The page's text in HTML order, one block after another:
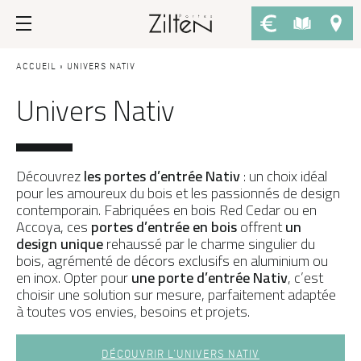
Nos portes d’entrée
PAR TYPE
Porte d’entrée
Porte de service
Porte grand trafic
Porte d'entrée sur-mesure
PAR STYLE
Portes d'entrée modernes
Portes d’entrée traditionnelles
Conseils
LE CHOIX
Savoir-faire
Design
Inspirations
LES ATOUTS
Performances
Usage
Fiscalité
ACCUEIL » UNIVERS NATIV
Univers Nativ
Découvrezles portes d’entrée Nativ: un choix idéal
pour les amoureux du bois et les passionnés de design
contemporain. Fabriquées en bois Red Cedar ou en
Accoya, cesportes d’entrée en boisoffrentun
design uniquerehaussé par le charme singulier du
bois, agrémenté de décors exclusifs en aluminium ou
en inox. Opter pourune porte d’entrée Nativ, c’est
choisir une solution sur mesure, parfaitement adaptée
à toutes vos envies, besoins et projets.
DÉCOUVRIR L’UNIVERS NATIV
Afficher plus de filtres
APPLIQUER LES FILTRES
Réinitialiser les filtres